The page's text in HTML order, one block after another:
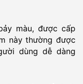
màu, được cấp
này thường được
dùng dễ dàng